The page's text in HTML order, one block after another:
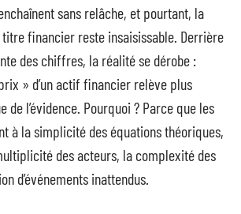
sans relâche, et pourtant, la
titre financier reste insaisissable. Derrière
des chiffres, la réalité se dérobe :
» d’un actif financier relève plus
de l’évidence. Pourquoi ? Parce que les
à la simplicité des équations théoriques,
des acteurs, la complexité des
d’événements inattendus.